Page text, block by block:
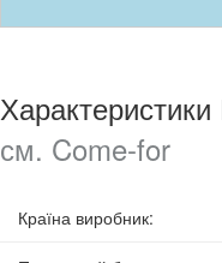
Характеристики
см. Come-for
Країна виробник: